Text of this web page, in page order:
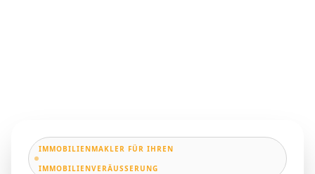
IMMOBILIENMAKLER FÜR IHREN
IMMOBILIENVERÄUSSERUNG